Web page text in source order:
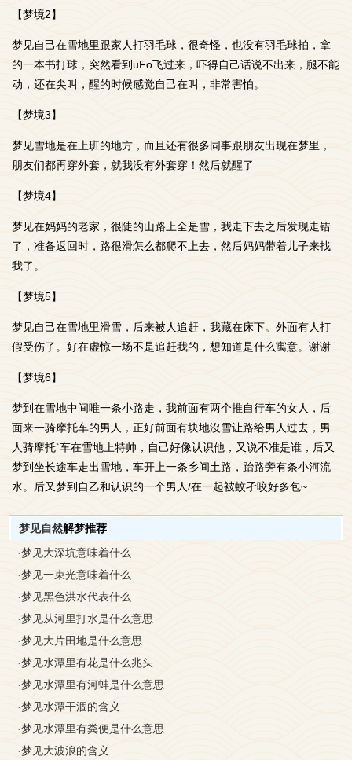
【梦境2】
梦见自己在雪地里跟家人打羽毛球，很奇怪，也没有羽毛球拍，拿
的一本书打球，突然看到uFo飞过来，吓得自己话说不出来，腿不能
动，还在尖叫，醒的时候感觉自己在叫，非常害怕。
【梦境3】
梦见雪地是在上班的地方，而且还有很多同事跟朋友出现在梦里，
朋友们都再穿外套，就我没有外套穿！然后就醒了
【梦境4】
梦见在妈妈的老家，很陡的山路上全是雪，我走下去之后发现走错
了，准备返回时，路很滑怎么都爬不上去，然后妈妈带着儿子来找
我了。
【梦境5】
梦见自己在雪地里滑雪，后来被人追赶，我藏在床下。外面有人打
假受伤了。好在虚惊一场不是追赶我的，想知道是什么寓意。谢谢
【梦境6】
梦到在雪地中间唯一条小路走，我前面有两个推自行车的女人，后
面来一骑摩托车的男人，正好前面有块地沒雪让路给男人过去，男
人骑摩托`车在雪地上特帅，自己好像认识他，又说不准是谁，后又
梦到坐长途车走出雪地，车开上一条乡间土路，跆路旁有条小河流
水。后又梦到自乙和认识的一个男人/在一起被蚊孑咬好多包~
梦见自然解梦推荐
·梦见大深坑意味着什么
·梦见一束光意味着什么
·梦见黑色洪水代表什么
·梦见从河里打水是什么意思
·梦见大片田地是什么意思
·梦见水潭里有花是什么兆头
·梦见水潭里有河蚌是什么意思
·梦见水潭干涸的含义
·梦见水潭里有粪便是什么意思
·梦见大波浪的含义